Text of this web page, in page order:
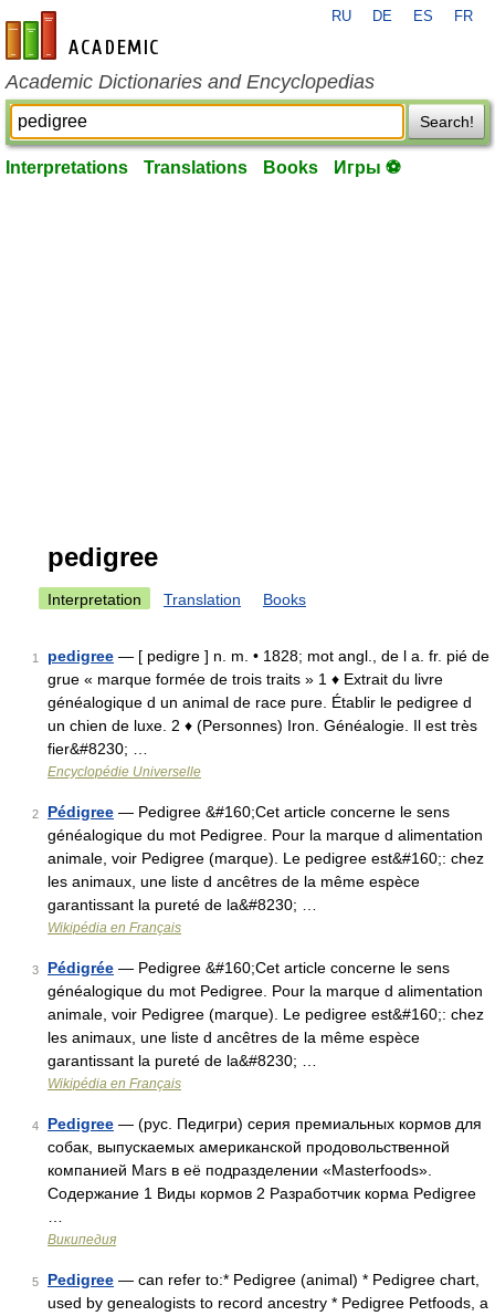
en-academic.com
RU DE ES FR
Academic Dictionaries and Encyclopedias
Search!
Interpretations Translations Books Игры ⚽
pedigree
Interpretation Translation Books
1 pedigree — [ pedigre ] n. m. • 1828; mot angl., de l a. fr. pié de
grue « marque formée de trois traits » 1 ♦ Extrait du livre
généalogique d un animal de race pure. Établir le pedigree d
un chien de luxe. 2 ♦ (Personnes) Iron. Généalogie. Il est très
fier&#8230; …
Encyclopédie Universelle
2 Pédigree — Pedigree &#160;Cet article concerne le sens
généalogique du mot Pedigree. Pour la marque d alimentation
animale, voir Pedigree (marque). Le pedigree est&#160;: chez
les animaux, une liste d ancêtres de la même espèce
garantissant la pureté de la&#8230; …
Wikipédia en Français
3 Pédigrée — Pedigree &#160;Cet article concerne le sens
généalogique du mot Pedigree. Pour la marque d alimentation
animale, voir Pedigree (marque). Le pedigree est&#160;: chez
les animaux, une liste d ancêtres de la même espèce
garantissant la pureté de la&#8230; …
Wikipédia en Français
4 Pedigree — (рус. Педигри) серия премиальных кормов для
собак, выпускаемых американской продовольственной
компанией Mars в её подразделении «Masterfoods».
Содержание 1 Виды кормов 2 Разработчик корма Pedigree
Википедия
5 Pedigree — can refer to:* Pedigree (animal) * Pedigree chart,
used by genealogists to record ancestry * Pedigree Petfoods, a